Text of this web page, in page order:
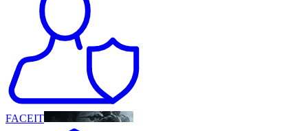
FACEIT